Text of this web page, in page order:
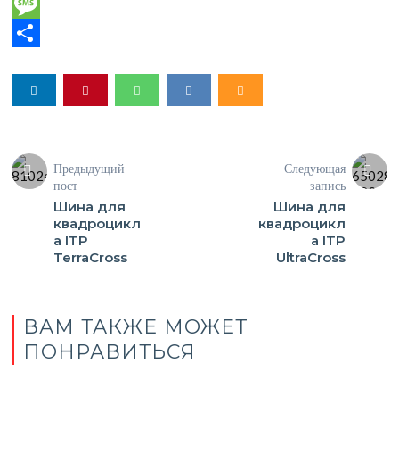
WhatsApp
Message
Предыдущий
пост
Шина для
квадроцикл
а ITP
TerraCross
Следующая
запись
Шина для
квадроцикл
а ITP
UltraCross
ВАМ ТАКЖЕ МОЖЕТ
ПОНРАВИТЬСЯ